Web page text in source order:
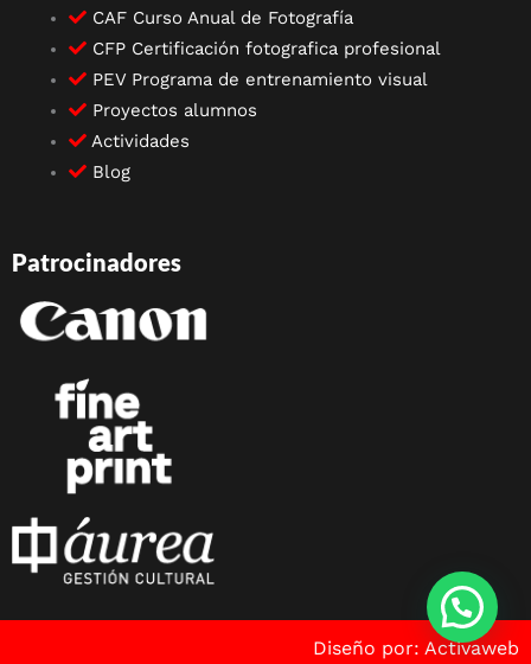
CAF Curso Anual de Fotografía
CFP Certificación fotografica profesional
PEV Programa de entrenamiento visual
Proyectos alumnos
Actividades
Blog
Patrocinadores
Diseño por: Activaweb